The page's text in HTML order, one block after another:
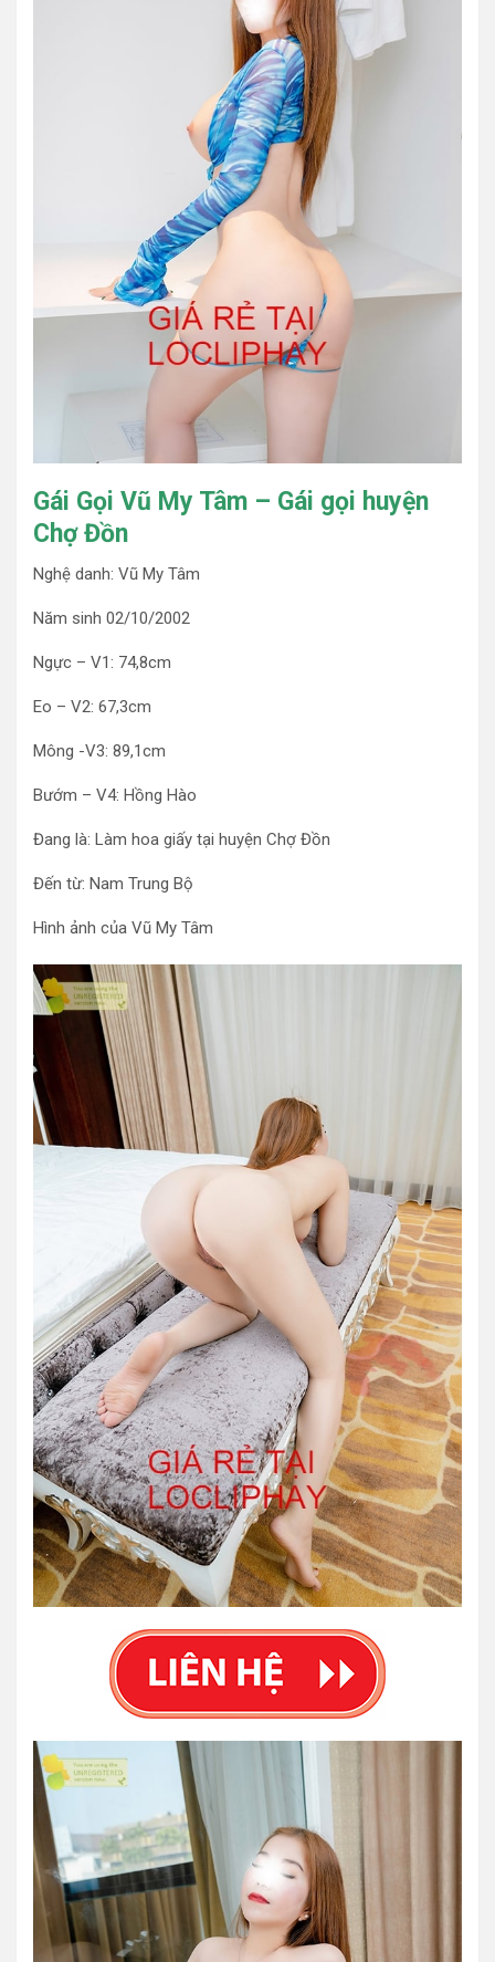
Gái Gọi Vũ My Tâm – Gái gọi huyện
Chợ Đồn
Nghệ danh: Vũ My Tâm
Năm sinh 02/10/2002
Ngực – V1: 74,8cm
Eo – V2: 67,3cm
Mông -V3: 89,1cm
Bướm – V4: Hồng Hào
Đang là: Làm hoa giấy tại huyện Chợ Đồn
Đến từ: Nam Trung Bộ
Hình ảnh của Vũ My Tâm